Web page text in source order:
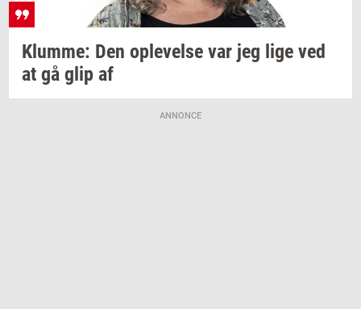
Klum­me: Den op­le­vel­se var jeg lige ved
at gå glip af
ANNONCE